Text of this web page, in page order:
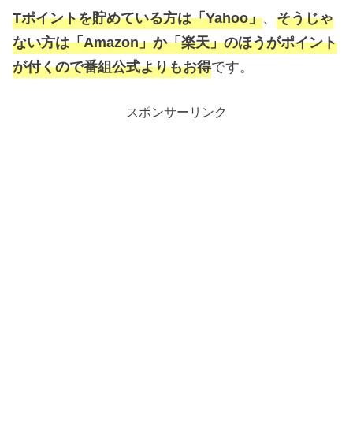
Tポイントを貯めている方は「Yahoo」、そうじゃ
ない方は「Amazon」か「楽天」のほうがポイント
が付くので番組公式よりもお得です。
スポンサーリンク